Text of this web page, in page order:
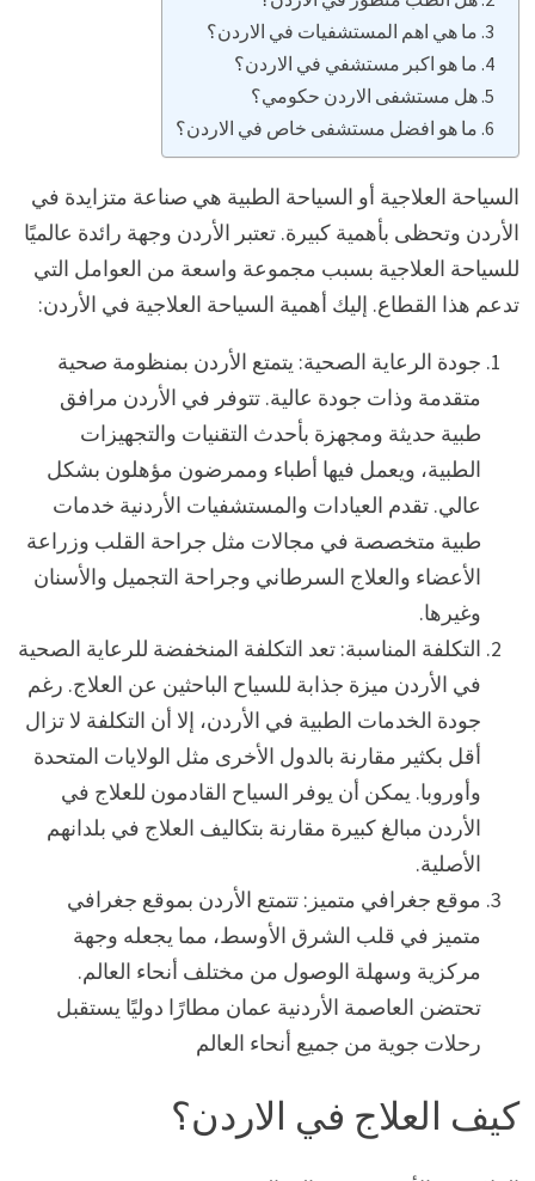
ما هي اهم المستشفيات في الاردن؟
ما هو اكبر مستشفي في الاردن؟
هل مستشفى الاردن حكومي؟
ما هو افضل مستشفى خاص في الاردن؟
السياحة العلاجية أو السياحة الطبية هي صناعة متزايدة في
الأردن وتحظى بأهمية كبيرة. تعتبر الأردن وجهة رائدة عالميًا
للسياحة العلاجية بسبب مجموعة واسعة من العوامل التي
تدعم هذا القطاع. إليك أهمية السياحة العلاجية في الأردن:
جودة الرعاية الصحية: يتمتع الأردن بمنظومة صحية
متقدمة وذات جودة عالية. تتوفر في الأردن مرافق
طبية حديثة ومجهزة بأحدث التقنيات والتجهيزات
الطبية، ويعمل فيها أطباء وممرضون مؤهلون بشكل
عالي. تقدم العيادات والمستشفيات الأردنية خدمات
طبية متخصصة في مجالات مثل جراحة القلب وزراعة
الأعضاء والعلاج السرطاني وجراحة التجميل والأسنان
وغيرها.
التكلفة المناسبة: تعد التكلفة المنخفضة للرعاية الصحية
في الأردن ميزة جذابة للسياح الباحثين عن العلاج. رغم
جودة الخدمات الطبية في الأردن، إلا أن التكلفة لا تزال
أقل بكثير مقارنة بالدول الأخرى مثل الولايات المتحدة
وأوروبا. يمكن أن يوفر السياح القادمون للعلاج في
الأردن مبالغ كبيرة مقارنة بتكاليف العلاج في بلدانهم
الأصلية.
موقع جغرافي متميز: تتمتع الأردن بموقع جغرافي
متميز في قلب الشرق الأوسط، مما يجعله وجهة
مركزية وسهلة الوصول من مختلف أنحاء العالم.
تحتضن العاصمة الأردنية عمان مطارًا دوليًا يستقبل
رحلات جوية من جميع أنحاء العالم
كيف العلاج في الاردن؟